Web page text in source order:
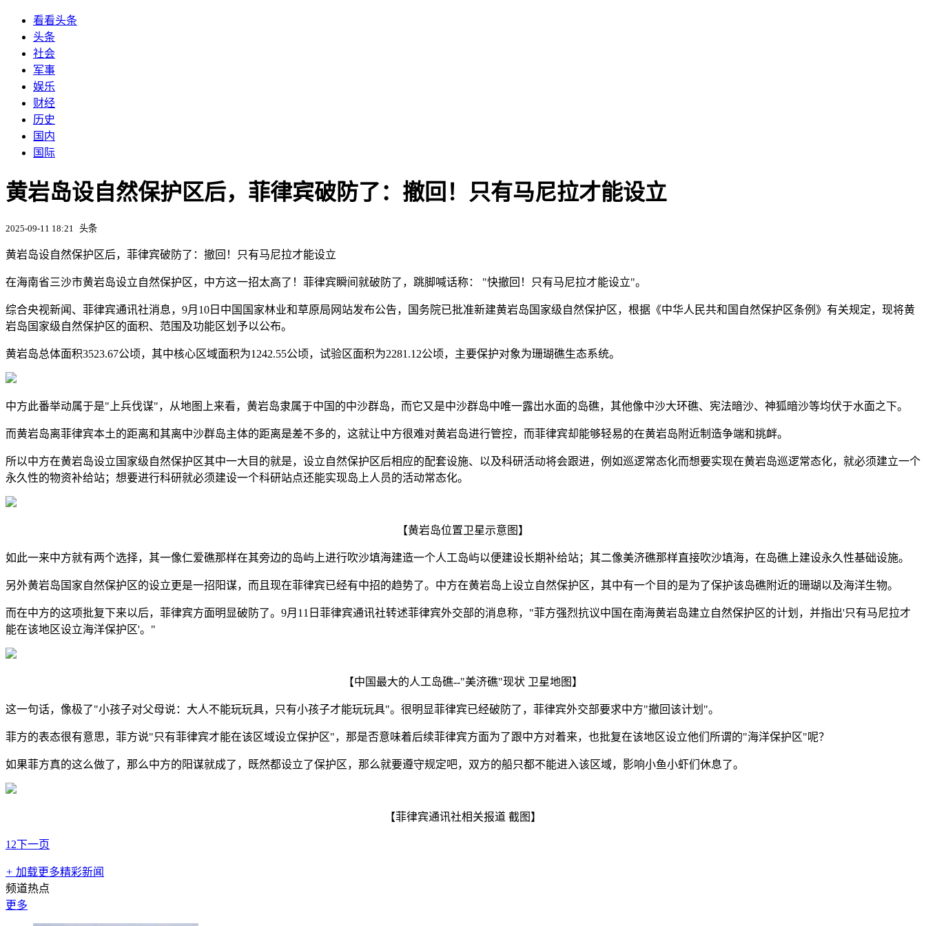
看看头条
头条
社会
军事
娱乐
财经
历史
国内
国际
黄岩岛设自然保护区后，菲律宾破防了：撤回！只有马尼拉才能设立
2025-09-11 18:21 头条
黄岩岛设自然保护区后，菲律宾破防了：撤回！只有马尼拉才能设立
在海南省三沙市黄岩岛设立自然保护区，中方这一招太高了！菲律宾瞬间就破防了，跳脚喊话称： "快撤回！只有马尼拉才能设立"。
综合央视新闻、菲律宾通讯社消息，9月10日中国国家林业和草原局网站发布公告，国务院已批准新建黄岩岛国家级自然保护区，根据《中华人民共和国自然保护区条例》有关规定，现将黄
岩岛国家级自然保护区的面积、范围及功能区划予以公布。
黄岩岛总体面积3523.67公顷，其中核心区域面积为1242.55公顷，试验区面积为2281.12公顷，主要保护对象为珊瑚礁生态系统。
中方此番举动属于是"上兵伐谋"，从地图上来看，黄岩岛隶属于中国的中沙群岛，而它又是中沙群岛中唯一露出水面的岛礁，其他像中沙大环礁、宪法暗沙、神狐暗沙等均伏于水面之下。
而黄岩岛离菲律宾本土的距离和其离中沙群岛主体的距离是差不多的，这就让中方很难对黄岩岛进行管控，而菲律宾却能够轻易的在黄岩岛附近制造争端和挑衅。
所以中方在黄岩岛设立国家级自然保护区其中一大目的就是，设立自然保护区后相应的配套设施、以及科研活动将会跟进，例如巡逻常态化而想要实现在黄岩岛巡逻常态化，就必须建立一个
永久性的物资补给站；想要进行科研就必须建设一个科研站点还能实现岛上人员的活动常态化。
【黄岩岛位置卫星示意图】
如此一来中方就有两个选择，其一像仁爱礁那样在其旁边的岛屿上进行吹沙填海建造一个人工岛屿以便建设长期补给站；其二像美济礁那样直接吹沙填海，在岛礁上建设永久性基础设施。
另外黄岩岛国家自然保护区的设立更是一招阳谋，而且现在菲律宾已经有中招的趋势了。中方在黄岩岛上设立自然保护区，其中有一个目的是为了保护该岛礁附近的珊瑚以及海洋生物。
而在中方的这项批复下来以后，菲律宾方面明显破防了。9月11日菲律宾通讯社转述菲律宾外交部的消息称，"菲方强烈抗议中国在南海黄岩岛建立自然保护区的计划，并指出'只有马尼拉才
能在该地区设立海洋保护区'。"
【中国最大的人工岛礁--"美济礁"现状 卫星地图】
这一句话，像极了"小孩子对父母说：大人不能玩玩具，只有小孩子才能玩玩具"。很明显菲律宾已经破防了，菲律宾外交部要求中方"撤回该计划"。
菲方的表态很有意思，菲方说"只有菲律宾才能在该区域设立保护区"，那是否意味着后续菲律宾方面为了跟中方对着来，也批复在该地区设立他们所谓的"海洋保护区"呢？
如果菲方真的这么做了，那么中方的阳谋就成了，既然都设立了保护区，那么就要遵守规定吧，双方的船只都不能进入该区域，影响小鱼小虾们休息了。
【菲律宾通讯社相关报道 截图】
1 2下一页
+ 加载更多精彩新闻
频道热点
更多